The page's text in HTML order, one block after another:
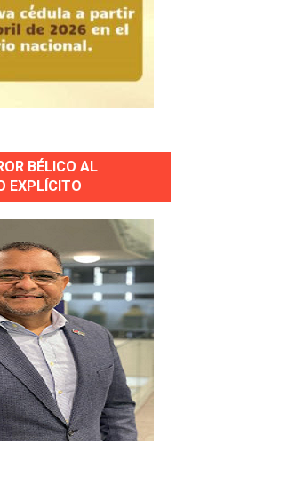
en Cayenas y Residencial Amalia
BÉLICO AL
EXPLÍCITO